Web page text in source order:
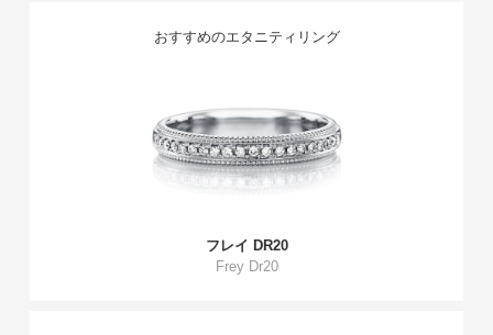
おすすめのエタニティリング
フレイ DR20
Frey Dr20